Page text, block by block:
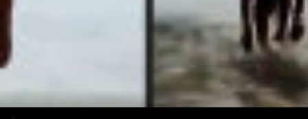
Alle HTML-Tags außer <br>, <strike> und <i> werden aus Deinem Kommentar entfernt.
URLs werden automatisch umgewandelt. Bitte verwende "www." oder "http://" in URLs